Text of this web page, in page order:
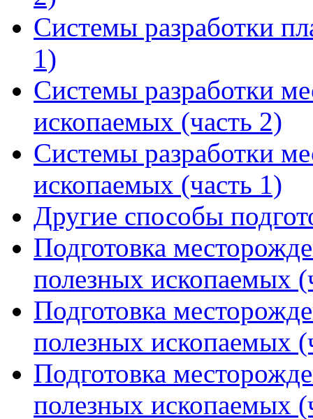
Системы разработки
1)
Системы разработки
ископаемых (часть 2)
Системы разработки
ископаемых (часть 1)
Другие способы
Подготовка
полезных ископаемых
Подготовка
полезных ископаемых
Подготовка
полезных ископаемых